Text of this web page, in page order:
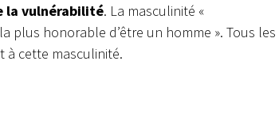
la vulnérabilité. La masculinité «
plus honorable d’être un homme ». Tous les
à cette masculinité.